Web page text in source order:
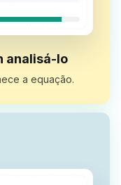
analisá-lo
a equação.